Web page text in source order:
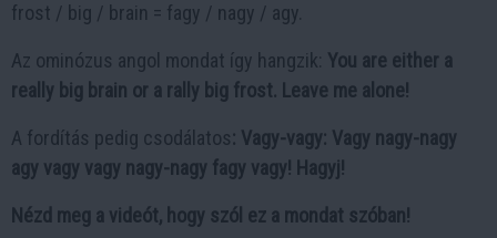
frost / big / brain = fagy / nagy / agy.
Az ominózus angol mondat így hangzik: You are either a
really big brain or a rally big frost. Leave me alone!
A fordítás pedig csodálatos: Vagy-vagy: Vagy nagy-nagy
agy vagy vagy nagy-nagy fagy vagy! Hagyj!
Nézd meg a videót, hogy szól ez a mondat szóban!